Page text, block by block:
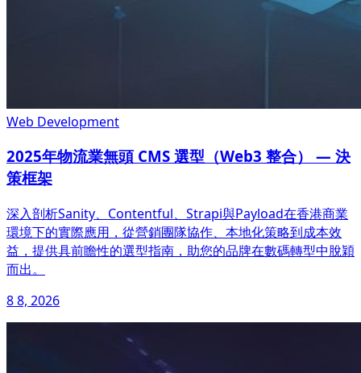
Web Development
2025年物流業無頭 CMS 選型（Web3 整合） — 決
策框架
深入剖析Sanity、Contentful、Strapi與Payload在香港商業
環境下的實際應用，從營銷團隊協作、本地化策略到成本效
益，提供具前瞻性的選型指南，助您的品牌在數碼轉型中脫穎
而出。
8 8, 2026